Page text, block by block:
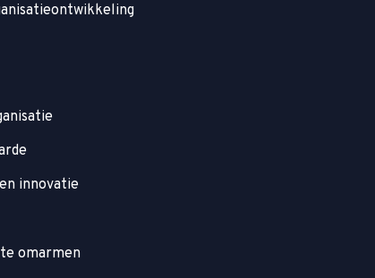
innovatie
omarmen